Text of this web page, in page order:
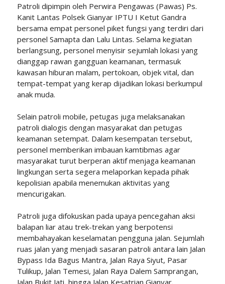
Patroli dipimpin oleh Perwira Pengawas (Pawas) Ps.
Kanit Lantas Polsek Gianyar IPTU I Ketut Gandra
bersama empat personel piket fungsi yang terdiri dari
personel Samapta dan Lalu Lintas. Selama kegiatan
berlangsung, personel menyisir sejumlah lokasi yang
dianggap rawan gangguan keamanan, termasuk
kawasan hiburan malam, pertokoan, objek vital, dan
tempat-tempat yang kerap dijadikan lokasi berkumpul
anak muda.
Selain patroli mobile, petugas juga melaksanakan
patroli dialogis dengan masyarakat dan petugas
keamanan setempat. Dalam kesempatan tersebut,
personel memberikan imbauan kamtibmas agar
masyarakat turut berperan aktif menjaga keamanan
lingkungan serta segera melaporkan kepada pihak
kepolisian apabila menemukan aktivitas yang
mencurigakan.
Patroli juga difokuskan pada upaya pencegahan aksi
balapan liar atau trek-trekan yang berpotensi
membahayakan keselamatan pengguna jalan. Sejumlah
ruas jalan yang menjadi sasaran patroli antara lain Jalan
Bypass Ida Bagus Mantra, Jalan Raya Siyut, Pasar
Tulikup, Jalan Temesi, Jalan Raya Dalem Samprangan,
Jalan Bukit Jati, hingga Jalan Kesatrian Gianyar.